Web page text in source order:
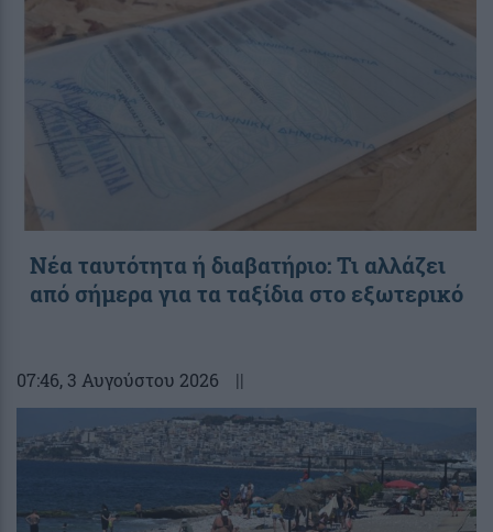
Νέα ταυτότητα ή διαβατήριο: Τι αλλάζει
από σήμερα για τα ταξίδια στο εξωτερικό
07:46, 3 Αυγούστου 2026 ||